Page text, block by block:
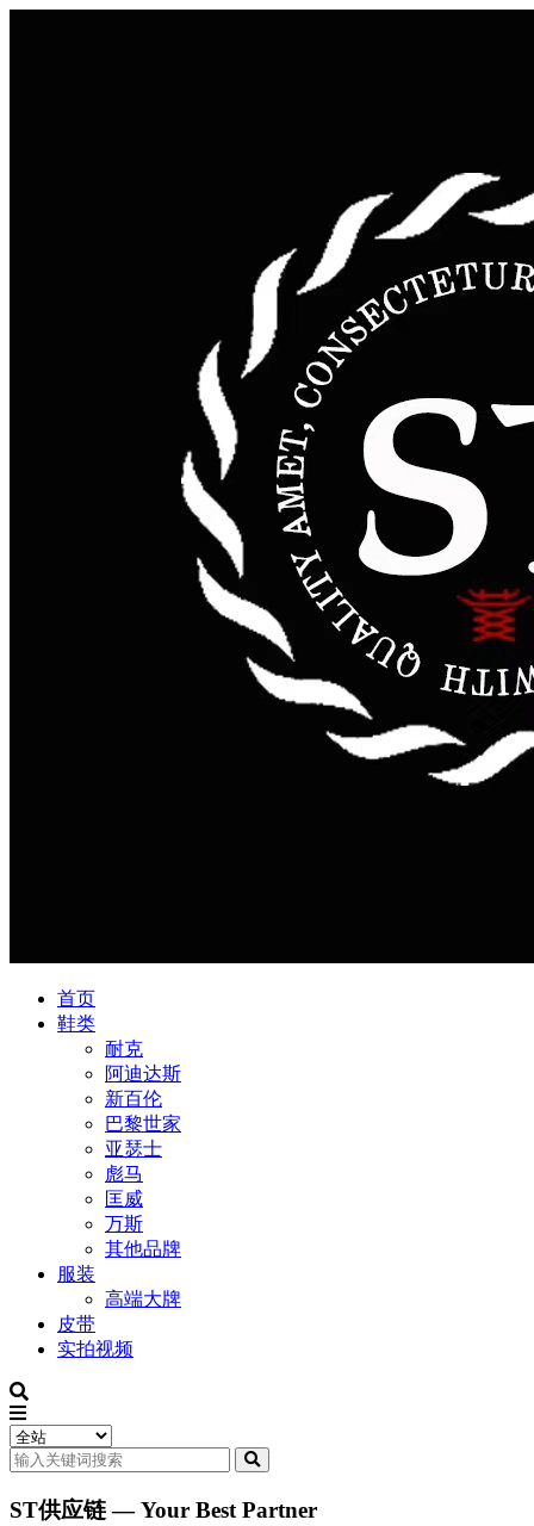
首页
鞋类
耐克
阿迪达斯
新百伦
巴黎世家
亚瑟士
彪马
匡威
万斯
其他品牌
服装
高端大牌
皮带
实拍视频
ST供应链 — Your Best Partner